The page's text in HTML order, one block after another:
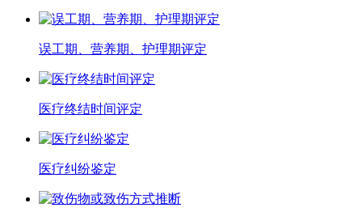
误工期、营养期、护理期评定
医疗终结时间评定
医疗纠纷鉴定